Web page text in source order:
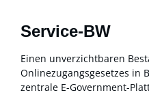
Service-BW
Einen unverzichtbaren
Onlinezugangsgesetzes in
zentrale E-Government-